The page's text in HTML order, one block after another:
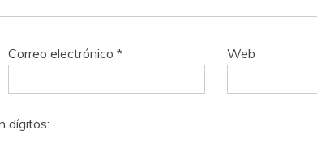
Correo electrónico* Web
dígitos: